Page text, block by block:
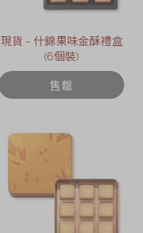
現貨 - 什錦果味金酥禮盒
(6個裝)
售罄